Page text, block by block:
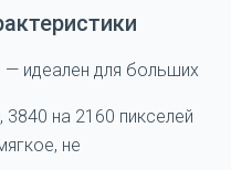
идеален для больших
3840 на 2160 пикселей
не